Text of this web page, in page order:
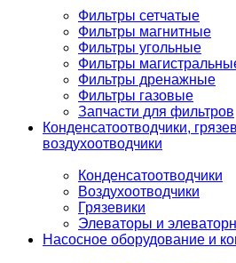
Фильтры сетчатые
Фильтры магнитные
Фильтры угольные
Фильтры
Фильтры дренажные
Фильтры газовые
Запчасти для фильтров
Конденсатоотводчики,
воздухоотводчики
Конденсатоотводчики
Воздухоотводчики
Грязевики
Элеваторы и
Насосное оборудование и